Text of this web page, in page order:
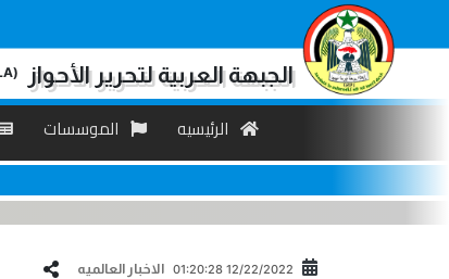
الجبهة العربية لتحرير الأحواز (AFLA)
الرئیسیه الموسسات
12/22/2022 01:20:28 الاخبار العالمیه